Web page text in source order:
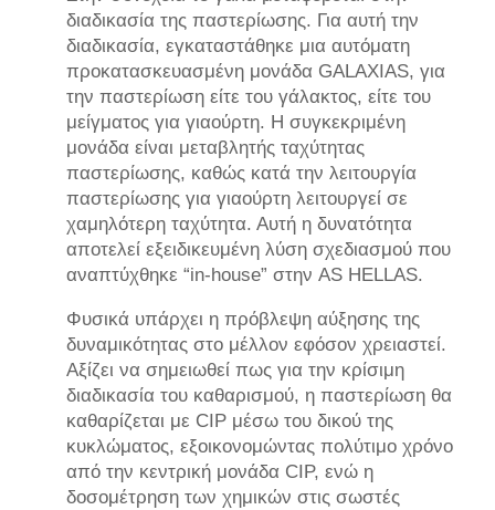
διαδικασία της παστερίωσης. Για αυτή την
διαδικασία, εγκαταστάθηκε μια αυτόματη
προκατασκευασμένη μονάδα GALAXIAS, για
την παστερίωση είτε του γάλακτος, είτε του
μείγματος για γιαούρτη. Η συγκεκριμένη
μονάδα είναι μεταβλητής ταχύτητας
παστερίωσης, καθώς κατά την λειτουργία
παστερίωσης για γιαούρτη λειτουργεί σε
χαμηλότερη ταχύτητα. Αυτή η δυνατότητα
αποτελεί εξειδικευμένη λύση σχεδιασμού που
αναπτύχθηκε “in-house” στην AS HELLAS.
Φυσικά υπάρχει η πρόβλεψη αύξησης της
δυναμικότητας στο μέλλον εφόσον χρειαστεί.
Αξίζει να σημειωθεί πως για την κρίσιμη
διαδικασία του καθαρισμού, η παστερίωση θα
καθαρίζεται με CIP μέσω του δικού της
κυκλώματος, εξοικονομώντας πολύτιμο χρόνο
από την κεντρική μονάδα CIP, ενώ η
δοσομέτρηση των χημικών στις σωστές